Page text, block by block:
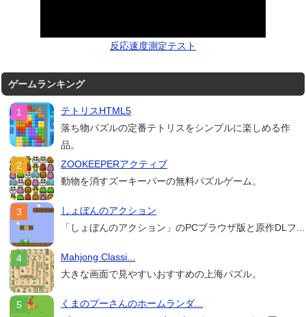
反応速度測定テスト
ゲームランキング
テトリスHTML5
落ち物パズルの定番テトリスをシンプルに楽しめる作
品。
ZOOKEEPERアクティブ
動物を消すズーキーパーの無料パズルゲーム。
しょぼんのアクション
「しょぼんのアクション」のPCブラウザ版と原作DLフ...
Mahjong Classi...
大きな画面で見やすいおすすめの上海パズル。
くまのプーさんのホームランダ...